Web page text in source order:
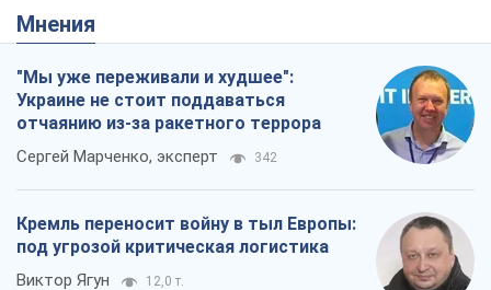
Мнения
"Мы уже переживали и худшее":
Украине не стоит поддаваться
отчаянию из-за ракетного террора
Сергей Марченко, эксперт 342
Кремль переносит войну в тыл Европы:
под угрозой критическая логистика
Виктор Ягун 12,0 т.